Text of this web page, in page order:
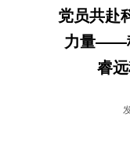
党员共赴
力量——
睿